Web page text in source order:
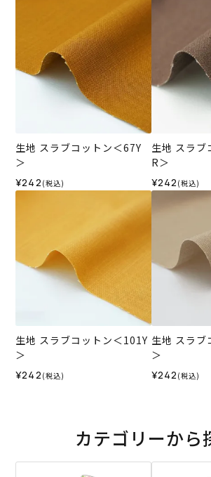
生地 スラブコットン＜67Y
＞
¥242 (税込)
生地 スラ
R＞
¥242 (税込)
生地 スラブコットン＜101Y
＞
¥242 (税込)
生地 スラブ
＞
¥242 (税込)
カテゴリーから